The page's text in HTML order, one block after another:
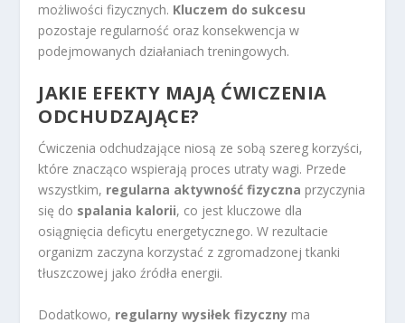
możliwości fizycznych. Kluczem do sukcesu
pozostaje regularność oraz konsekwencja w
podejmowanych działaniach treningowych.
JAKIE EFEKTY MAJĄ ĆWICZENIA
ODCHUDZAJĄCE?
Ćwiczenia odchudzające niosą ze sobą szereg korzyści,
które znacząco wspierają proces utraty wagi. Przede
wszystkim, regularna aktywność fizyczna przyczynia
się do spalania kalorii, co jest kluczowe dla
osiągnięcia deficytu energetycznego. W rezultacie
organizm zaczyna korzystać z zgromadzonej tkanki
tłuszczowej jako źródła energii.
Dodatkowo, regularny wysiłek fizyczny ma